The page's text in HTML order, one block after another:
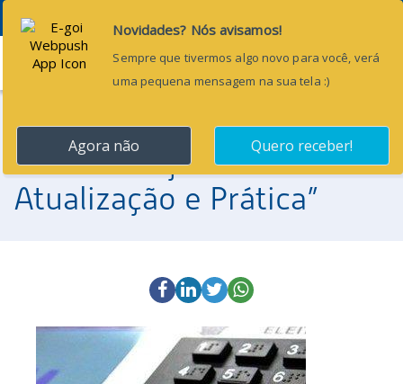
Menu
24 de agosto de 2016
Curso “Eleições 2016:
Atualização e Prática”